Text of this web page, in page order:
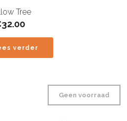
Tree
32.00
verder
Geen voorraad